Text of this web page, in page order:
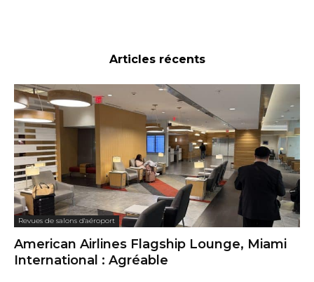
Articles récents
Revues de salons d'aéroport
American Airlines Flagship Lounge, Miami
International : Agréable